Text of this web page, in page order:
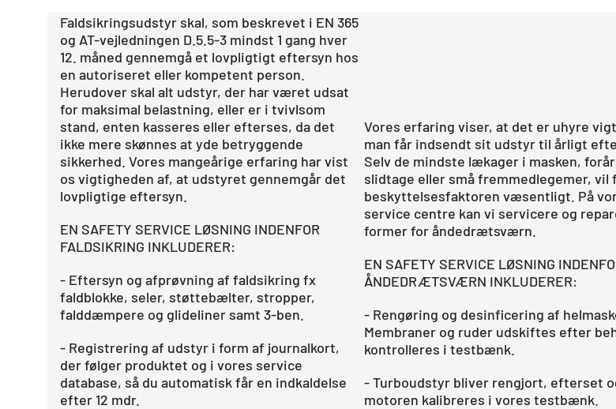
Faldsikringsudstyr skal, som beskrevet i EN 365
og AT-vejledningen D.5.5-3 mindst 1 gang hver
12. måned gennemgå et lovpligtigt eftersyn hos
en autoriseret eller kompetent person.
Herudover skal alt udstyr, der har været udsat
for maksimal belastning, eller er i tvivlsom
stand, enten kasseres eller efterses, da det
ikke mere skønnes at yde betryggende
sikkerhed. Vores mangeårige erfaring har vist
os vigtigheden af, at udstyret gennemgår det
lovpligtige eftersyn.
EN SAFETY SERVICE LØSNING INDENFOR
FALDSIKRING INKLUDERER:
- Eftersyn og afprøvning af faldsikring fx
faldblokke, seler, støttebælter, stropper,
falddæmpere og glideliner samt 3-ben.
- Registrering af udstyr i form af journalkort,
der følger produktet og i vores service
database, så du automatisk får en indkaldelse
efter 12 mdr.
Vores erfaring viser, at det er uhyre
man får indsendt sit udstyr til årligt
Selv de mindste lækager i masken,
slidtage eller små fremmedlegemer, vil
beskyttelsesfaktoren væsentligt. På
service centre kan vi servicere og
former for åndedrætsværn.
EN SAFETY SERVICE LØSNING
ÅNDEDRÆTSVÆRN INKLUDERER:
- Rengøring og desinficering af
Membraner og ruder udskiftes efter
kontrolleres i testbænk.
- Turboudstyr bliver rengjort, efterset
motoren kalibreres i vores testbænk.